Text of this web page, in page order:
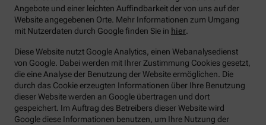
Angebote und einer leichten Auffindbarkeit der von uns auf der
Website angegebenen Orte. Mehr Informationen zum Umgang
mit Nutzerdaten durch Google finden Sie in hier.
Diese Website nutzt Google Analytics, einen Webanalysedienst
von Google. Dabei werden mit Ihrer Zustimmung Cookies gesetzt,
die eine Analyse der Benutzung der Website ermöglichen. Die
durch das Cookie erzeugten Informationen über Ihre Benutzung
dieser Website werden an Google übertragen und dort
gespeichert. Im Auftrag des Betreibers dieser Website wird
Google diese Informationen benutzen, um Ihre Nutzung der